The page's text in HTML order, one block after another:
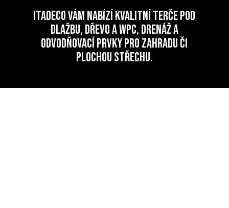
ITADECO Vám nabízí kvalitní terče pod
dlažbu, dřevo a wpc, drenáž a
odvodňovací prvky pro zahradu či
plochou střechu.